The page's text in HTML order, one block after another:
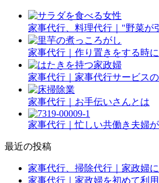
家事代行、料理代行｜"野菜が
家事代行｜作り置きをする時
家事代行｜家事代行サービス
家事代行｜お手伝いさんとは
家事代行｜忙しい共働き夫婦
最近の投稿
家事代行、掃除代行｜家政婦
家事代行｜家政婦を初めて利